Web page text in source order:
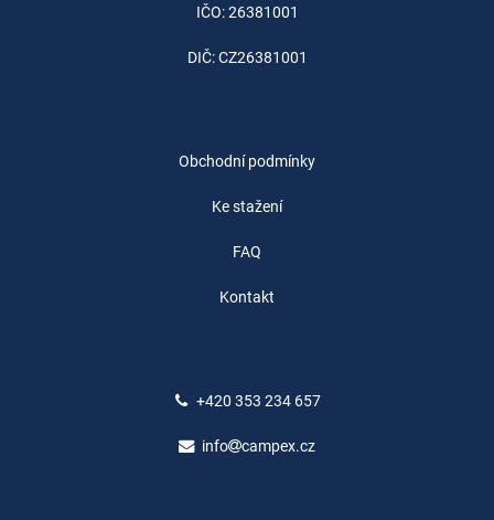
IČO: 26381001
DIČ: CZ26381001
Obchodní podmínky
Ke stažení
FAQ
Kontakt
+420 353 234 657
info campex.cz